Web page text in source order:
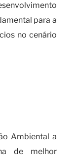
para a
no cenário
Ambiental a
de melhor